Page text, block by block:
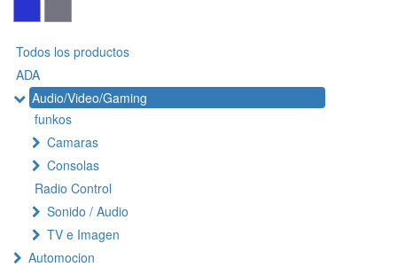
Todos los productos
ADA
Audio/Video/Gaming
funkos
Camaras
Consolas
Radio Control
Sonido / Audio
TV e Imagen
Automocion